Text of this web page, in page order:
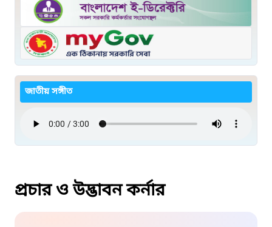
জাতীয় সঙ্গীত
প্রচার ও উদ্ভাবন কর্নার